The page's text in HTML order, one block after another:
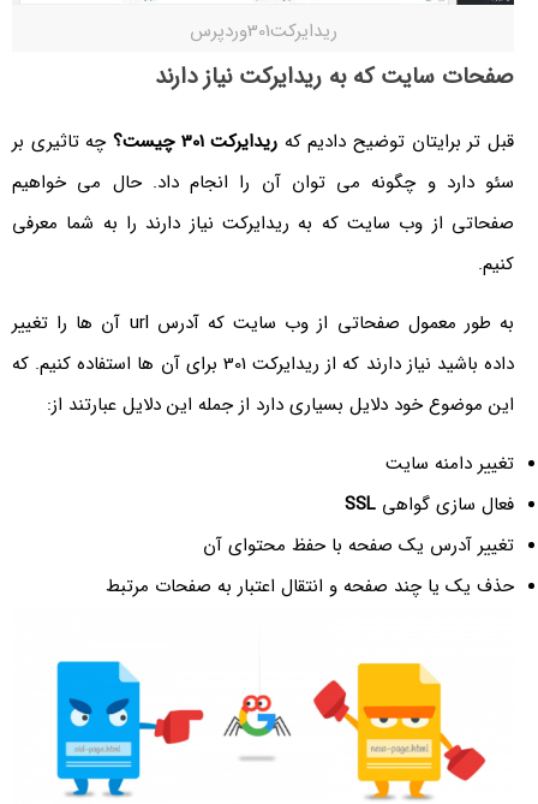
ریدایرکت301وردپرس
صفحات سایت که به ریدایرکت نیاز دارند
قبل تر برایتان توضیح دادیم کهریدایرکت 301 چیست؟
چه تاثیری بر
سئو دارد و چگونه می توان آن را انجام داد. حال می خواهیم
صفحاتی از وب سایت که به ریدایرکت نیاز دارند را به شما معرفی
کنیم.
به طور معمول صفحاتی از وب سایت که آدرس url آن ها را تغییر
داده باشید نیاز دارند که از ریدایرکت 301 برای آن ها استفاده کنیم. که
این موضوع خود دلایل بسیاری دارد از جمله این دلایل عبارتند از:
تغییر دامنه سایت
فعال سازی گواهی SSL
تغییر آدرس یک صفحه با حفظ محتوای آن
حذف یک یا چند صفحه و انتقال اعتبار به صفحات مرتبط